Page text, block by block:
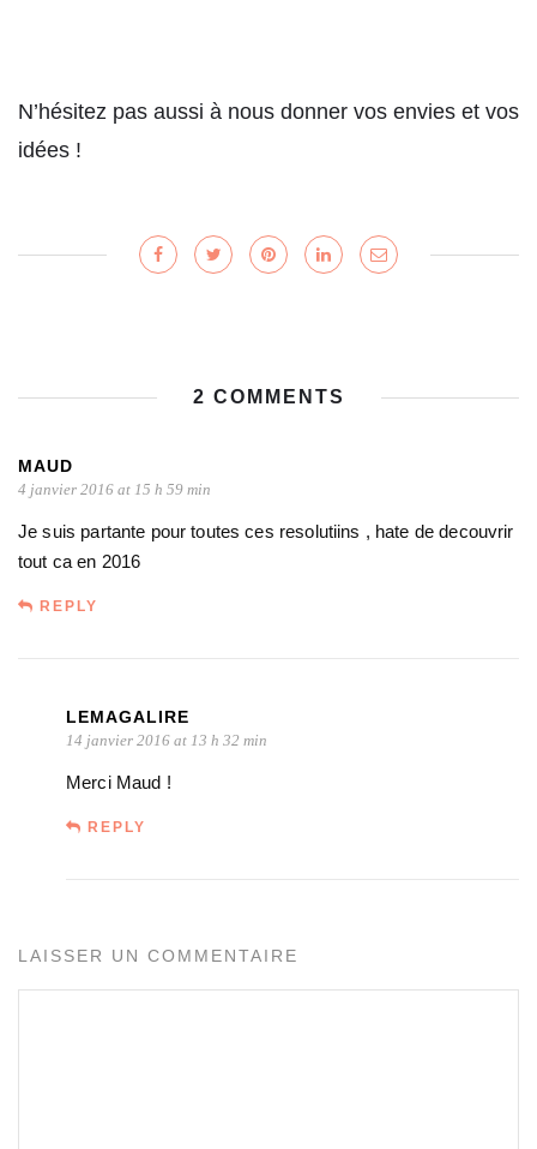
N’hésitez pas aussi à nous donner vos envies et vos
idées !
2 COMMENTS
MAUD
4 janvier 2016 at 15 h 59 min
Je suis partante pour toutes ces resolutiins , hate de decouvrir
tout ca en 2016
REPLY
LEMAGALIRE
14 janvier 2016 at 13 h 32 min
Merci Maud !
REPLY
LAISSER UN COMMENTAIRE